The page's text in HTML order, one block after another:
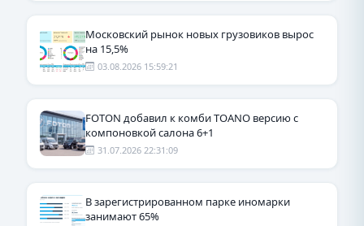
Московский рынок новых грузовиков вырос
на 15,5%
03.08.2026 15:59:21
FOTON добавил к комби TOANO версию с
компоновкой салона 6+1
31.07.2026 22:31:09
В зарегистрированном парке иномарки
занимают 65%